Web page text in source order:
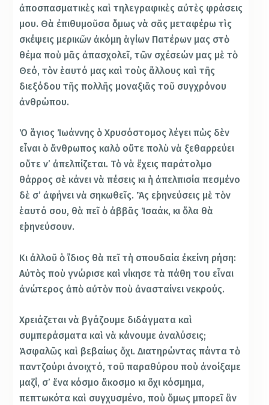
ἀποσπασματικὲς καὶ τηλεγραφικὲς αὐτὲς φράσεις
μου. Θὰ ἐπιθυμοῦσα ὅμως νὰ σᾶς μεταφέρω τὶς
σκέψεις μερικῶν ἀκόμη ἁγίων Πατέρων μας στὸ
θέμα ποὺ μᾶς ἀπασχολεῖ, τῶν σχέσεών μας μὲ τὸ
Θεό, τὸν ἑαυτό μας καὶ τοὺς ἄλλους καὶ τῆς
διεξόδου τῆς πολλῆς μοναξιᾶς τοῦ συγχρόνου
ἀνθρώπου.
Ὁ ἅγιος Ἰωάννης ὁ Χρυσόστομος λέγει πὼς δὲν
εἶναι ὁ ἄνθρωπος καλὸ οὔτε πολὺ νὰ ξεθαρρεύει
οὔτε ν’ ἀπελπίζεται. Τὸ νὰ ἔχεις παράτολμο
θάρρος σὲ κάνει νὰ πέσεις κι ἡ ἀπελπισία πεσμένο
δὲ σ’ ἀφήνει νὰ σηκωθεῖς. Ἂς εἰρηνεύσεις μὲ τὸν
ἑαυτό σου, θὰ πεῖ ὁ ἀββᾶς Ἰσαάκ, κι ὅλα θὰ
εἰρηνεύσουν.
Κι ἀλλοῦ ὁ ἴδιος θὰ πεῖ τὴ σπουδαία ἐκείνη ρήση:
Αὐτὸς ποὺ γνώρισε καὶ νίκησε τὰ πάθη του εἶναι
ἀνώτερος ἀπὸ αὐτὸν ποὺ ἀνασταίνει νεκρούς.
Χρειάζεται νὰ βγάζουμε διδάγματα καὶ
συμπεράσματα καὶ νὰ κάνουμε ἀναλύσεις;
Ἀσφαλῶς καὶ βεβαίως ὄχι. Διατηρώντας πάντα τὸ
παντζούρι ἀνοιχτό, τοῦ παραθύρου ποὺ ἀνοίξαμε
μαζί, σ’ ἕνα κόσμο ἄκοσμο κι ὄχι κόσμημα,
πεπτωκότα καὶ συγχυσμένο, ποὺ ὅμως μπορεῖ ἂν